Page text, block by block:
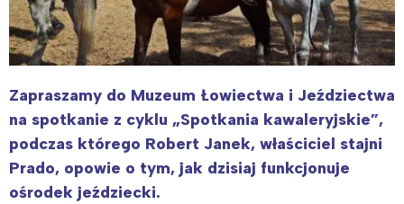
Zapraszamy do Muzeum Łowiectwa i Jeździectwa
na spotkanie z cyklu „Spotkania kawaleryjskie”,
podczas którego Robert Janek, właściciel stajni
Prado, opowie o tym, jak dzisiaj funkcjonuje
ośrodek jeździecki.